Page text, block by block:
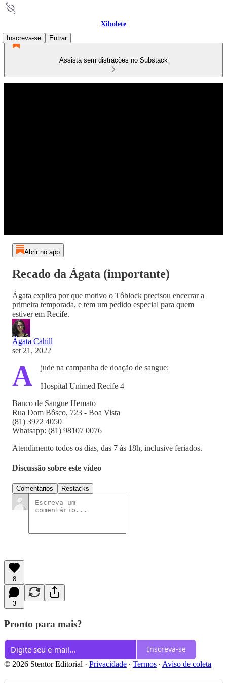
Xibolete
Inscreva-se
Entrar
Assista sem distrações no Substack
Abrir no app
Recado da Ágata (importante)
Ágata explica por que motivo o Tôblock precisou encerrar a
primeira temporada, e tem um pedido especial para quem
estiver em Recife.
Ágata Cahill
set 21, 2022
A jude na campanha de doação de sangue:
Hospital Unimed Recife 4
Banco de Sangue Hemato
Rua Dom Bôsco, 723 - Boa Vista
(81) 3972 4050
Whatsapp: (81) 98107 0076
Atendimento todos os dias, das 7 às 18h, inclusive feriados.
Discussão sobre este vídeo
Comentários Restacks
8
3
Pronto para mais?
Inscreva-se
© 2026 Stentor Editorial · Privacidade ∙ Termos ∙ Aviso de coleta